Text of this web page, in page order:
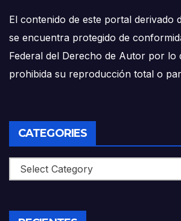
El contenido de este portal derivado
se encuentra protegido de
Federal del Derecho de Autor por lo
prohibida su reproducción total o
CATEGORIES
Categories